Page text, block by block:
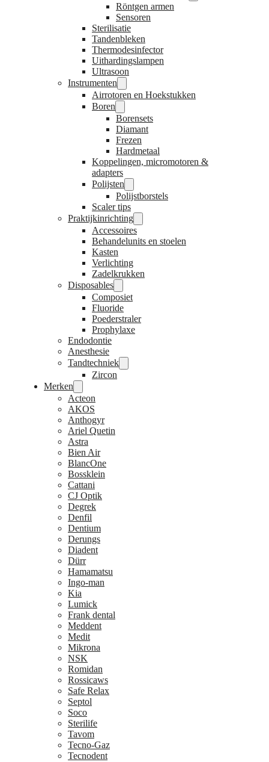
Röntgen armen
Sensoren
Sterilisatie
Tandenbleken
Thermodesinfector
Uithardingslampen
Ultrasoon
Instrumenten
Airrotoren en Hoekstukken
Boren
Borensets
Diamant
Frezen
Hardmetaal
Koppelingen, micromotoren &
adapters
Polijsten
Polijstborstels
Scaler tips
Praktijkinrichting
Accessoires
Behandelunits en stoelen
Kasten
Verlichting
Zadelkrukken
Disposables
Composiet
Fluoride
Poederstraler
Prophylaxe
Endodontie
Anesthesie
Tandtechniek
Zircon
Merken
Acteon
AKOS
Anthogyr
Ariel Quetin
Astra
Bien Air
BlancOne
Bossklein
Cattani
CJ Optik
Degrek
Denfil
Dentium
Derungs
Diadent
Dürr
Hamamatsu
Ingo-man
Kia
Lumick
Frank dental
Meddent
Medit
Mikrona
NSK
Romidan
Rossicaws
Safe Relax
Septol
Soco
Sterilife
Tavom
Tecno-Gaz
Tecnodent